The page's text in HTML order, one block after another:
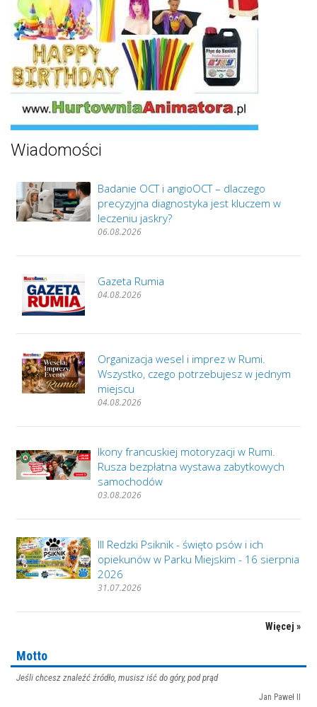
Wiadomości
Badanie OCT i angioOCT – dlaczego
precyzyjna diagnostyka jest kluczem w
leczeniu jaskry?
06.08.2026
Gazeta Rumia
04.08.2026
Organizacja wesel i imprez w Rumi.
Wszystko, czego potrzebujesz w jednym
miejscu
04.08.2026
Ikony francuskiej motoryzacji w Rumi.
Rusza bezpłatna wystawa zabytkowych
samochodów
03.08.2026
III Redzki Psiknik - święto psów i ich
opiekunów w Parku Miejskim - 16 sierpnia
2026
31.07.2026
Więcej »
Motto
Jeśli chcesz znaleźć źródło, musisz iść do góry, pod prąd
Jan Paweł II